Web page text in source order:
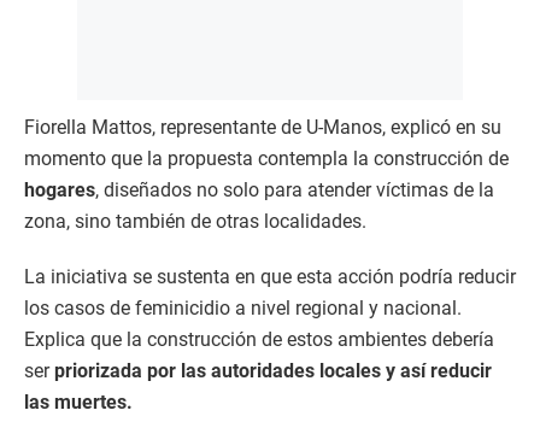
Fiorella Mattos, representante de U-Manos, explicó en su
momento que la propuesta contempla la construcción de
hogares, diseñados no solo para atender víctimas de la
zona, sino también de otras localidades.
La iniciativa se sustenta en que esta acción podría reducir
los casos de feminicidio a nivel regional y nacional.
Explica que la construcción de estos ambientes debería
serpriorizada por las autoridades locales y así reducir
las muertes.